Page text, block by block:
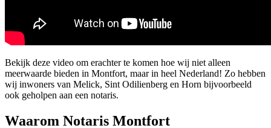
Bekijk deze video om erachter te komen hoe wij niet alleen
meerwaarde bieden in Montfort, maar in heel Nederland! Zo hebben
wij inwoners van Melick, Sint Odilienberg en Horn bijvoorbeeld
ook geholpen aan een notaris.
Waarom Notaris Montfort